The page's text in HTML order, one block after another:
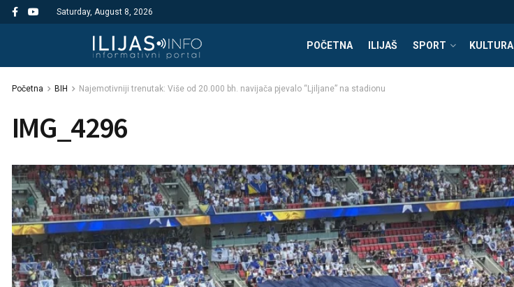
Saturday, August 8, 2026
POČETNA ILIJAŠ SPORT KULTURA
Početna BIH Najemotivniji trenutak: Više od 20.000 bh. navijača pjevalo “Ljiljane” na stadionu
IMG_4296